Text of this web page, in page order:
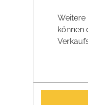
Weitere
können